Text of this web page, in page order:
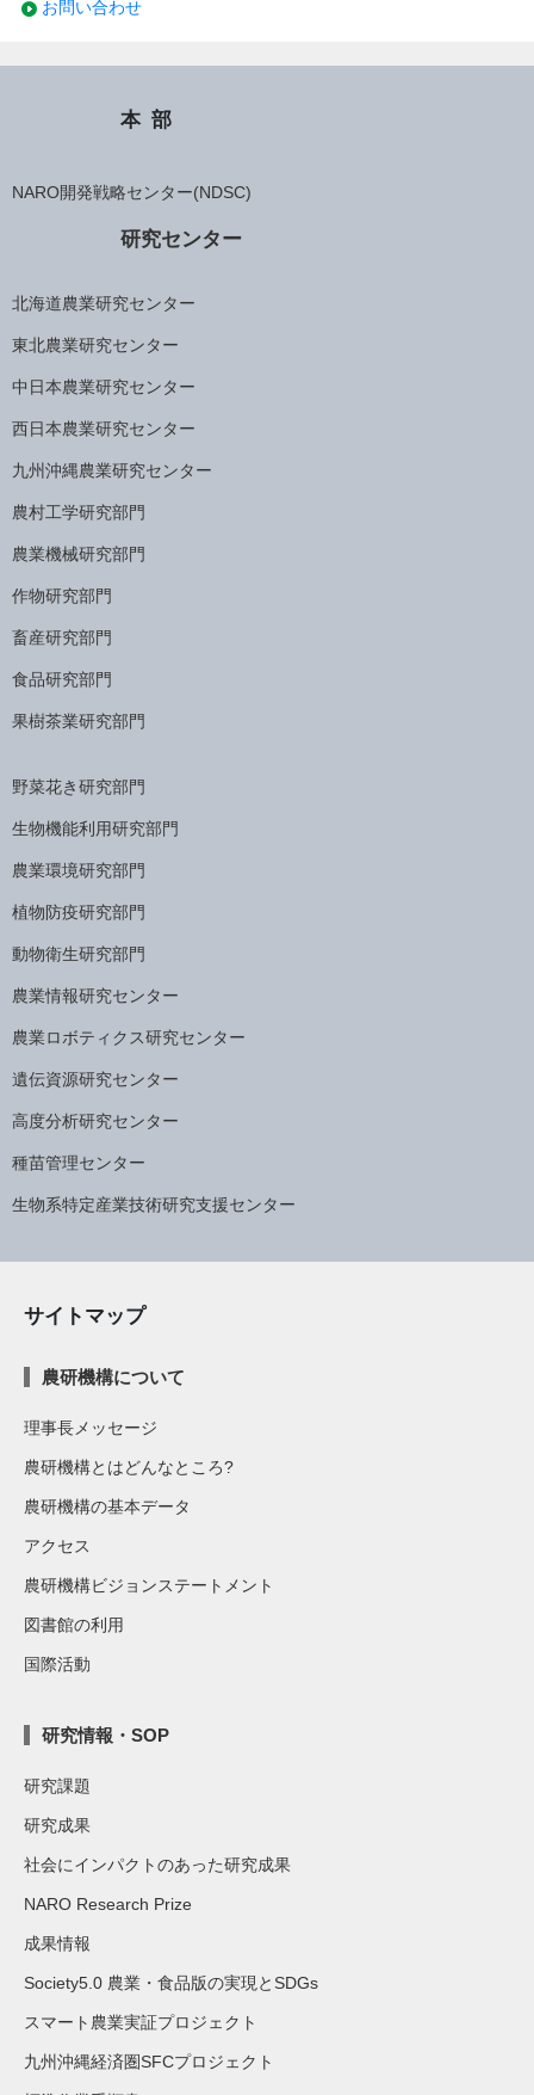
お問い合わせ
本部
NARO開発戦略センター(NDSC)
研究センター
北海道農業研究センター
東北農業研究センター
中日本農業研究センター
西日本農業研究センター
九州沖縄農業研究センター
農村工学研究部門
農業機械研究部門
作物研究部門
畜産研究部門
食品研究部門
果樹茶業研究部門
野菜花き研究部門
生物機能利用研究部門
農業環境研究部門
植物防疫研究部門
動物衛生研究部門
農業情報研究センター
農業ロボティクス研究センター
遺伝資源研究センター
高度分析研究センター
種苗管理センター
生物系特定産業技術研究支援センター
サイトマップ
農研機構について
理事長メッセージ
農研機構とはどんなところ?
農研機構の基本データ
アクセス
農研機構ビジョンステートメント
図書館の利用
国際活動
研究情報・SOP
研究課題
研究成果
社会にインパクトのあった研究成果
NARO Research Prize
成果情報
Society5.0 農業・食品版の実現とSDGs
スマート農業実証プロジェクト
九州沖縄経済圏SFCプロジェクト